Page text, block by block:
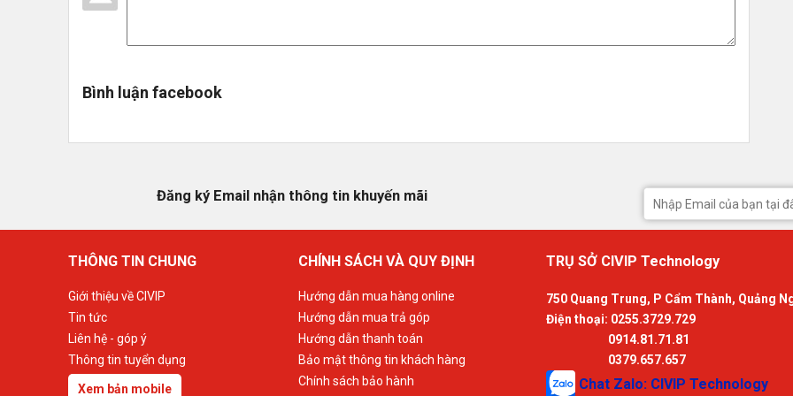
Bình luận facebook
Đăng ký Email nhận thông tin khuyến mãi
THÔNG TIN CHUNG
Giới thiệu về CIVIP
Tin tức
Liên hệ - góp ý
Thông tin tuyển dụng
Xem bản mobile
CHÍNH SÁCH VÀ QUY ĐỊNH
Hướng dẫn mua hàng online
Hướng dẫn mua trả góp
Hướng dẫn thanh toán
Bảo mật thông tin khách hàng
Chính sách bảo hành
TRỤ SỞ CIVIP Technology
750 Quang Trung, P Cẩm Thành, Quảng
Điện thoại: 0255.3729.729
0914.81.71.81
0379.657.657
Chat Zalo: CIVIP Technology